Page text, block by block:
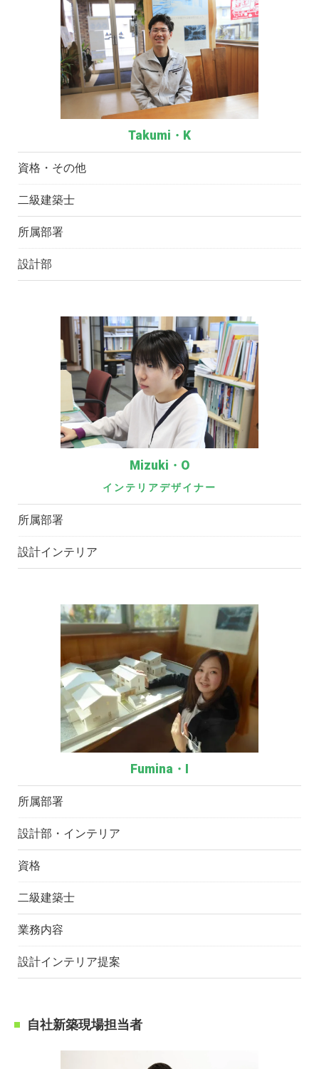
Takumi・K
資格・その他
二級建築士
所属部署
設計部
Mizuki・O
インテリアデザイナー
所属部署
設計インテリア
Fumina・I
所属部署
設計部・インテリア
資格
二級建築士
業務内容
設計インテリア提案
自社新築現場担当者